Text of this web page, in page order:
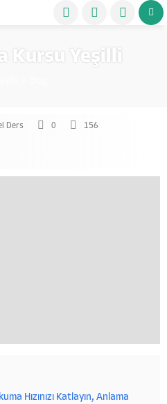
Kursu Yeşilli
Ders 0 156
Hızınızı Katlayın, Anlama